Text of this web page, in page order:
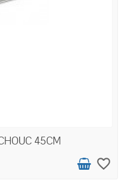
45CM
favorite_border